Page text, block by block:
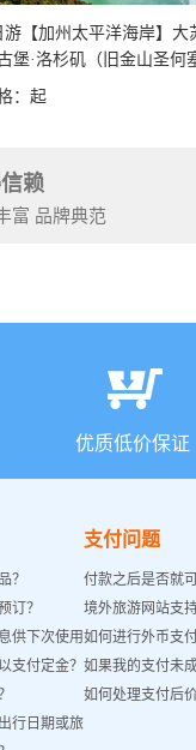
游【加州太平洋海岸】大
堡·洛杉矶（旧金山圣何
矶结束）
： 起
赖
富 品牌典范
优质低价保证
？
订？
供下次使用
支付定金？
行日期或旅
支付问题
付款之后是否就
境外旅游网站支
如何进行外币支付
如果我的支付未
如何处理支付后